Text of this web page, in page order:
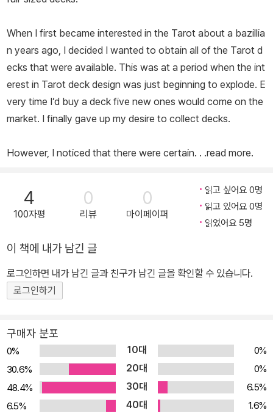
When I first became interested in the Tarot about a bazillia
n years ago, I decided I wanted to obtain all of the Tarot d
ecks that were available. This was at a period when the int
erest in Tarot deck design was just beginning to explode. E
very time I’d buy a deck five new ones would come on the
market. I finally gave up my desire to collect decks.
However, I noticed that there were certain. . .read more.
4
100자평
0
리뷰
0
마이페이퍼
읽고 싶어요 0명
읽고 있어요 0명
읽었어요 5명
이 책에 내가 남긴 글
로그인하면 내가 남긴 글과 친구가 남긴 글을 확인할 수 있습니다.
로그인하기
구매자 분포
0% 10대
0%
30.6%
20대
0%
48.4%
30대
6.5%
6.5%
40대
1.6%